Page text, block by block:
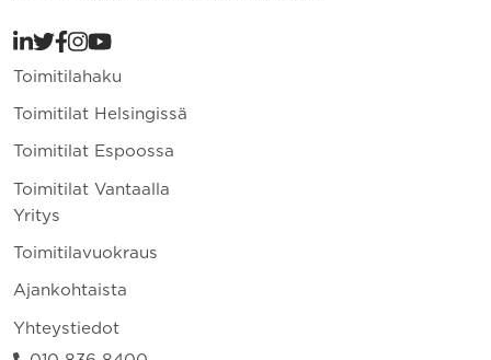
Toimitilahaku
Toimitilat Helsingissä
Toimitilat Espoossa
Toimitilat Vantaalla
Yritys
Toimitilavuokraus
Ajankohtaista
Yhteystiedot